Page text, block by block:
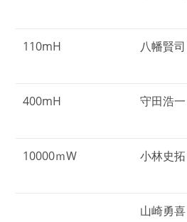
110mH 八幡賢司
400mH 守田浩一
10000ｍW 小林史拓
山崎勇喜